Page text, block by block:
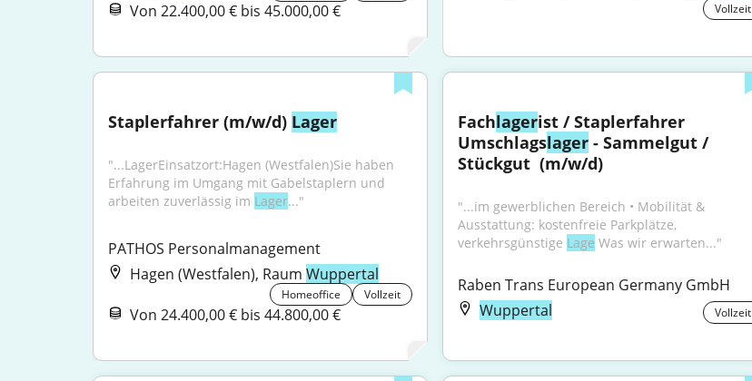
Von 22.400,00 € bis 45.000,00 € Vollzeit
Staplerfahrer (m/w/d) Lager
"...LagerEinsatzort:Hagen (Westfalen)Sie haben
Erfahrung im Umgang mit Gabelstaplern und
arbeiten zuverlässig im Lager..."
PATHOS Personalmanagement
Hagen (Westfalen), Raum Wuppertal
Homeoffice Vollzeit
Von 24.400,00 € bis 44.800,00 €
Fachlagerist / Staplerfahrer
Umschlagslager - Sammelgut /
Stückgut ​ (m/w/d)
"...im gewerblichen Bereich • Mobilität &
Ausstattung: kostenfreie Parkplätze,
verkehrsgünstige Lage Was wir erwarten..."
Raben Trans European Germany GmbH
Wuppertal
Vollzeit